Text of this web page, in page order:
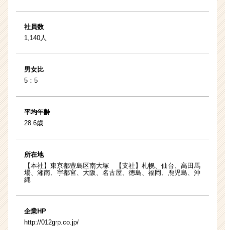
社員数
1,140人
男女比
5：5
平均年齢
28.6歳
所在地
【本社】東京都豊島区南大塚 【支社】札幌、仙台、高田馬
場、湘南、宇都宮、大阪、名古屋、徳島、福岡、鹿児島、沖
縄
企業HP
http://012grp.co.jp/